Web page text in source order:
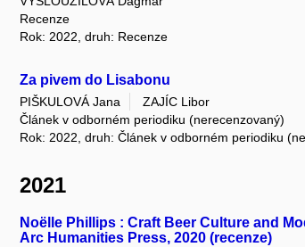
Recenze
Rok: 2022, druh: Recenze
Za pivem do Lisabonu
PIŠKULOVÁ Jana
ZAJÍC Libor
Článek v odborném periodiku (nerecenzovaný)
Rok: 2022, druh: Článek v odborném periodiku
2021
Noëlle Phillips : Craft Beer Culture and
Arc Humanities Press, 2020 (recenze)